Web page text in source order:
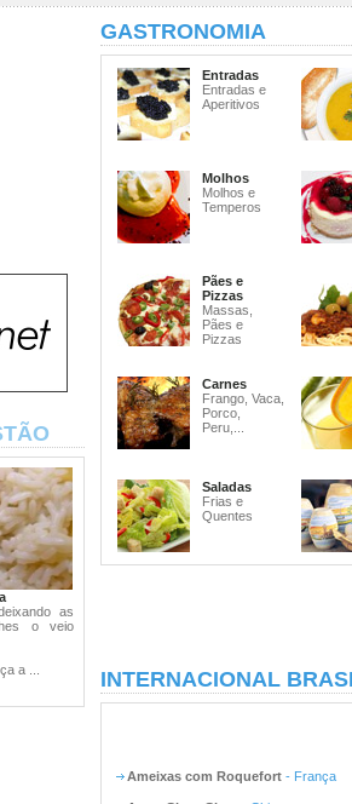
as
o veio
a ...
GASTRONOMIA
Entradas
Entradas e
Aperitivos
Molhos
Molhos e
Temperos
Pães e
Pizzas
Massas,
Pães e
Pizzas
Carnes
Frango, Vaca,
Porco,
Peru,...
Saladas
Frias e
Quentes
INTERNACIONAL
Ameixas com Roquefort - França